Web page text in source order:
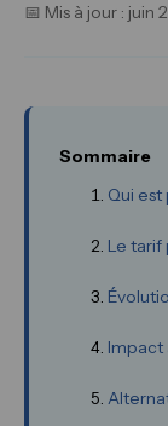
📅 Mis à jour : juin
Sommaire
Qui
Le tarif
Impact